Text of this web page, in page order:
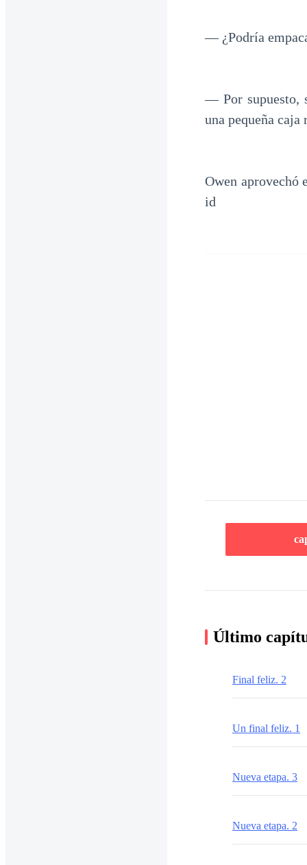
— ¿Podría
— Por supuesto,
una pequeña caja
Owen aprovechó
id
Último
Final feliz. 2
Un final feliz. 1
Nueva etapa. 3
Nueva etapa. 2